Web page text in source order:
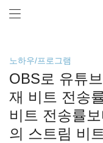
노하우/프로그램
OBS로 유튜
재 비트 전송
비트 전송률
의 스트림 비